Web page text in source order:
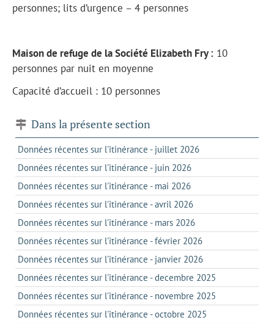
personnes; lits d’urgence – 4 personnes
Maison de refuge de la Société Elizabeth Fry : 10
personnes par nuit en moyenne
Capacité d’accueil : 10 personnes
Dans la présente section
Données récentes sur l'itinérance - juillet 2026
Données récentes sur l'itinérance - juin 2026
Données récentes sur l'itinérance - mai 2026
Données récentes sur l'itinérance - avril 2026
Données récentes sur l'itinérance - mars 2026
Données récentes sur l'itinérance - février 2026
Données récentes sur l'itinérance - janvier 2026
Données récentes sur l'itinérance - decembre 2025
Données récentes sur l'itinérance - novembre 2025
Données récentes sur l'itinérance - octobre 2025